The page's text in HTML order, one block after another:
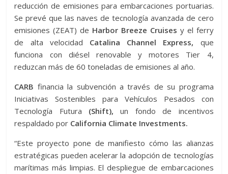
reducción de emisiones para embarcaciones portuarias.
Se prevé que las naves de tecnología avanzada de cero
emisiones (ZEAT) de Harbor Breeze Cruises y el ferry
de alta velocidad Catalina Channel Express, que
funciona con diésel renovable y motores Tier 4,
reduzcan más de 60 toneladas de emisiones al año.
CARB financia la subvención a través de su programa
Iniciativas Sostenibles para Vehículos Pesados ​​con
Tecnología Futura (Shift), un fondo de incentivos
respaldado por California Climate Investments.
“Este proyecto pone de manifiesto cómo las alianzas
estratégicas pueden acelerar la adopción de tecnologías
marítimas más limpias. El despliegue de embarcaciones